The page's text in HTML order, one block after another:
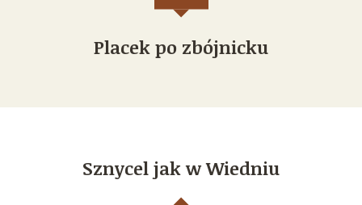
Placek po zbójnicku
Sznycel jak w Wiedniu